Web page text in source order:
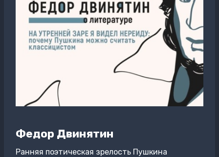
Федор Двинятин
Ранняя поэтическая зрелость Пушкина